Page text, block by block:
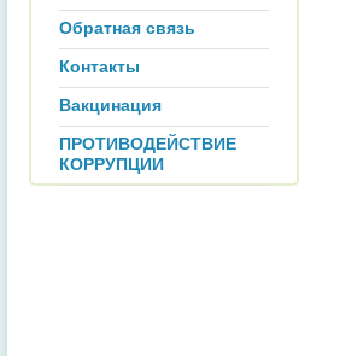
Обратная связь
Контакты
Вакцинация
ПРОТИВОДЕЙСТВИЕ
КОРРУПЦИИ